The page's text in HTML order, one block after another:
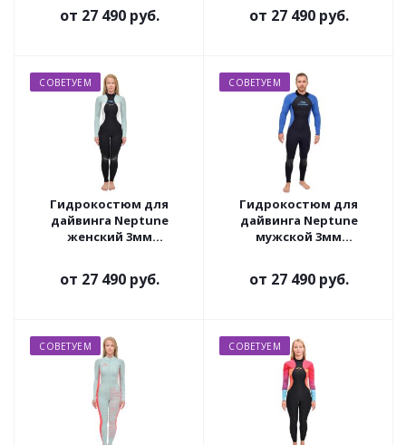
от 27 490 руб. от 27 490 руб.
СОВЕТУЕМ
Гидрокостюм для
дайвинга Neptune
женский 3мм
от 27 490 руб.
СОВЕТУЕМ
Гидрокостюм для
дайвинга Neptune
мужской 3мм
от 27 490 руб.
СОВЕТУЕМ СОВЕТУЕМ